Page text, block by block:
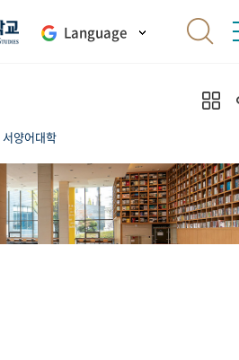
Language
서양어대학